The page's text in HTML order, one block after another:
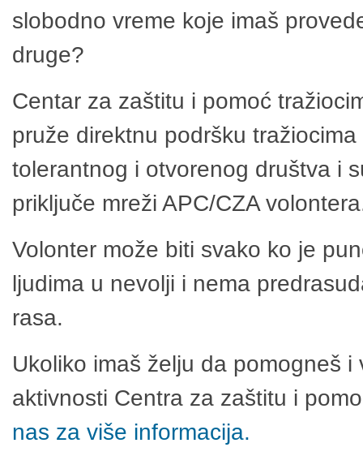
slobodno vreme koje imaš
druge?
Centar za zaštitu i pomoć
pruže direktnu podršku
tolerantnog i otvorenog društva i
priključe mreži APC/CZA
Volonter može biti svako ko je
ljudima u nevolji i nema
rasa.
Ukoliko imaš želju da pomogneš
aktivnosti Centra za zaštitu i
nas za više informacija.